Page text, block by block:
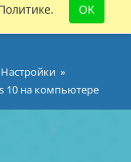
OK
10 на компьютере